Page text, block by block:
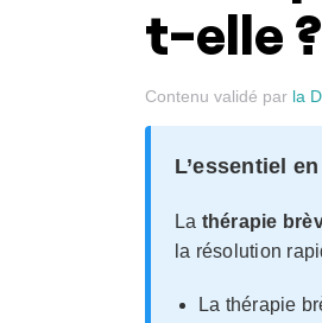
t-elle ?
Contenu validé par la
L’essentiel
La thérapie
la résolution
La thérapie